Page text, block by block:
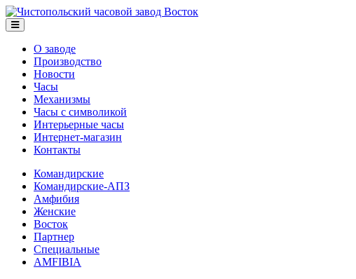
О заводе
Производство
Новости
Часы
Механизмы
Часы с символикой
Интерьерные часы
Интернет-магазин
Контакты
Командирские
Командирские-АПЗ
Амфибия
Женские
Восток
Партнер
Специальные
AMFIBIA